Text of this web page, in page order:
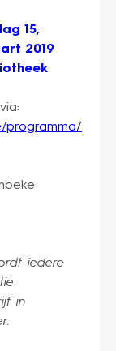
15,
2019
programma/
iedere
in